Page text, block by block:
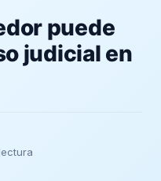
puede
judicial en